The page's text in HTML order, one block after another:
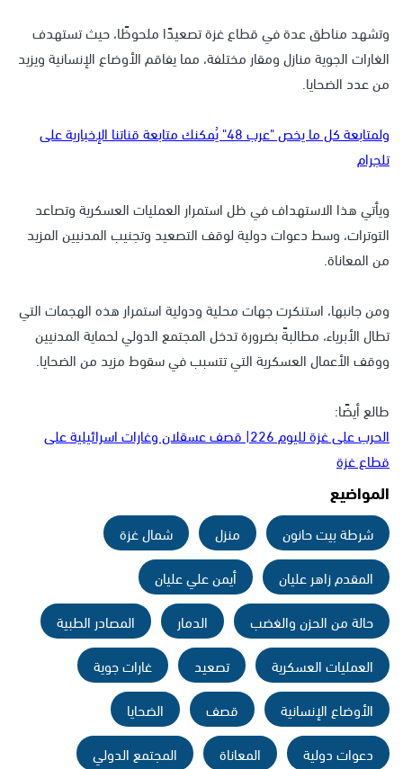
وتشهد مناطق عدة في قطاع غزة تصعيدًا ملحوظًا، حيث تستهدف
الغارات الجوية منازل ومقار مختلفة، مما يفاقم الأوضاع الإنسانية ويزيد
من عدد الضحايا.
ولمتابعة كل ما يخص "عرب 48" يُمكنك متابعة قناتنا الإخبارية على
تلجرام
ويأتي هذا الاستهداف في ظل استمرار العمليات العسكرية وتصاعد
التوترات، وسط دعوات دولية لوقف التصعيد وتجنيب المدنيين المزيد
من المعاناة.
ومن جانبها، استنكرت جهات محلية ودولية استمرار هذه الهجمات التي
تطال الأبرياء، مطالبةً بضرورة تدخل المجتمع الدولي لحماية المدنيين
ووقف الأعمال العسكرية التي تتسبب في سقوط مزيد من الضحايا.
طالع أيضًا:
الحرب على غزة لليوم 226| قصف عسقلان وغارات اسرائيلية على
قطاع غزة
المواضيع
شرطة بيت حانون منزل
شمال غزة
المقدم زاهر عليان
أيمن علي عليان
حالة من الحزن والغضب
الدمار
المصادر الطبية
العمليات العسكرية
تصعيد
غارات جوية
الأوضاع الإنسانية
قصف
الضحايا
دعوات دولية
المعاناة المجتمع الدولي